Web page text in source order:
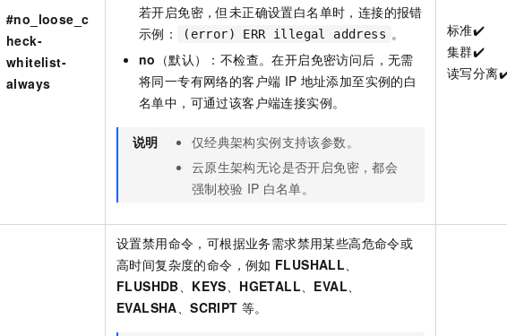
#no_loose_c
heck-
whitelist-
always
若开启免密，但未正确设置白名单时，连接的报错
示例：
(error) ERR illegal address 。
no （默认）：不检查。在开启免密访问后，无需
将同一专有网络的客户端 IP 地址添加至实例的白
名单中，可通过该客户端连接实例。
说明 仅经典架构实例支持该参数。
云原生架构无论是否开启免密，都会
强制校验 IP 白名单。
标准️️✔️
集群✔️
读写分离
设置禁用命令，可根据业务需求禁用某些高危命令或
高时间复杂度的命令，例如 FLUSHALL
FLUSHDB
KEYS HGETALL EVAL
EVALSHA 、SCRIPT 等。